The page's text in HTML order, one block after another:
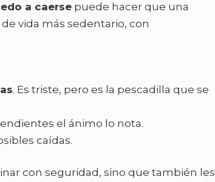
a caerse puede hacer que una
vida más sedentario, con
. Es triste, pero es la pescadilla que se
el ánimo lo nota.
caídas.
con seguridad, sino que también les